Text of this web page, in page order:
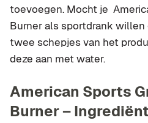
toevoegen. Mocht je
Burner als sportdrank willen
twee schepjes van het
deze aan met water.
American Sports
Burner –